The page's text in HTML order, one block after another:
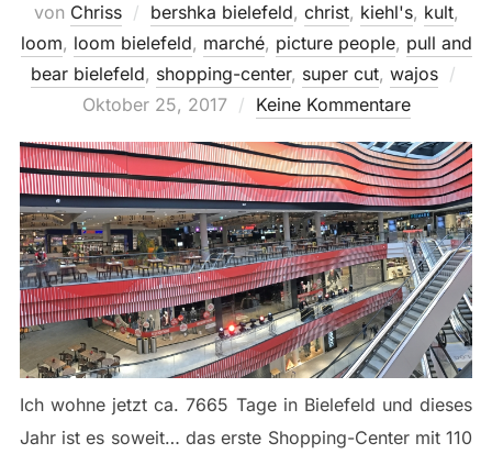
von Chriss bershka bielefeld, christ, kiehl's, kult,
loom, loom bielefeld, marché, picture people, pull and
bear bielefeld, shopping-center, super cut, wajos
Oktober 25, 2017 Keine Kommentare
Ich wohne jetzt ca. 7665 Tage in Bielefeld und dieses
Jahr ist es soweit… das erste Shopping-Center mit 110